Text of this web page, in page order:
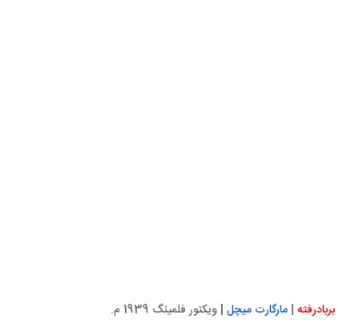
|مارگارت میچل| ویکتور فلمینگ 1939 م.